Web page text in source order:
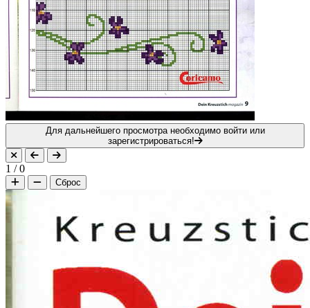
Для дальнейшего просмотра необходимо войти или
зарегистрироваться!
1 /0
Сброс